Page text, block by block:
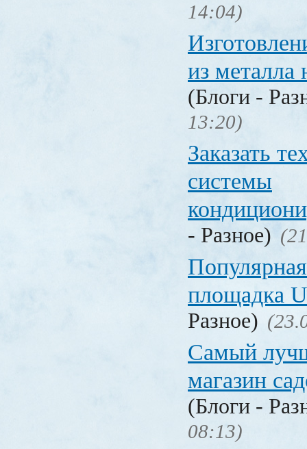
14:04)
из
(Блоги -
13:20)
Заказать
системы
- Разное)
площадка
Разное)
Самый
магазин
(Блоги -
08:13)